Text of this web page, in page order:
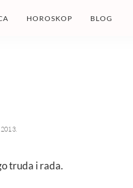
HOROSKOP BLOG
truda i rada.